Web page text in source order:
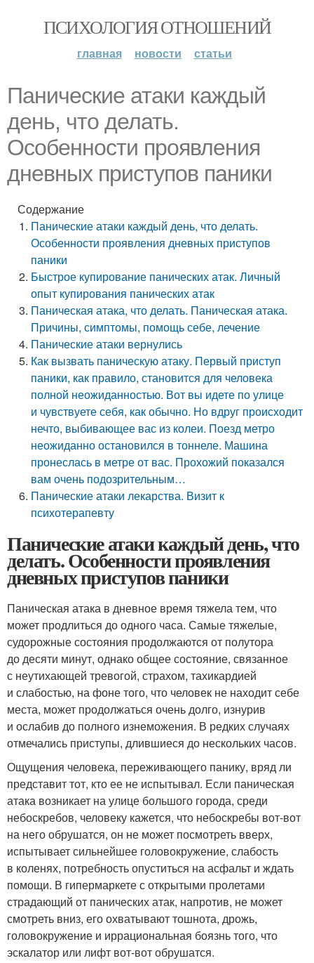
ПСИХОЛОГИЯ ОТНОШЕНИЙ
главная новости статьи
Панические атаки каждый
день, что делать.
Особенности проявления
дневных приступов паники
Содержание
Панические атаки каждый день, что делать.
Особенности проявления дневных приступов
паники
Быстрое купирование панических атак. Личный
опыт купирования панических атак
Паническая атака, что делать. Паническая атака.
Причины, симптомы, помощь себе, лечение
Панические атаки вернулись
Как вызвать паническую атаку. Первый приступ
паники, как правило, становится для человека
полной неожиданностью. Вот вы идете по улице
и чувствуете себя, как обычно. Но вдруг происходит
нечто, выбивающее вас из колеи. Поезд метро
неожиданно остановился в тоннеле. Машина
пронеслась в метре от вас. Прохожий показался
вам очень подозрительным…
Панические атаки лекарства. Визит к
психотерапевту
Панические атаки каждый день, что
делать. Особенности проявления
дневных приступов паники
Паническая атака в дневное время тяжела тем, что
может продлиться до одного часа. Самые тяжелые,
судорожные состояния продолжаются от полутора
до десяти минут, однако общее состояние, связанное
с неутихающей тревогой, страхом, тахикардией
и слабостью, на фоне того, что человек не находит себе
места, может продолжаться очень долго, изнурив
и ослабив до полного изнеможения. В редких случаях
отмечались приступы, длившиеся до нескольких часов.
Ощущения человека, переживающего панику, вряд ли
представит тот, кто ее не испытывал. Если паническая
атака возникает на улице большого города, среди
небоскребов, человеку кажется, что небоскребы вот-вот
на него обрушатся, он не может посмотреть вверх,
испытывает сильнейшее головокружение, слабость
в коленях, потребность опуститься на асфальт и ждать
помощи. В гипермаркете с открытыми пролетами
страдающий от панических атак, напротив, не может
смотреть вниз, его охватывают тошнота, дрожь,
головокружение и иррациональная боязнь того, что
эскалатор или лифт вот-вот обрушатся.